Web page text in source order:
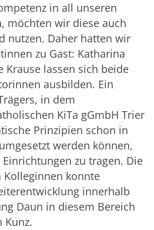
in all unseren
möchten wir diese auch
nutzen. Daher hatten wir
zu Gast: Katharina
Krause lassen sich beide
ausbilden. Ein
in dem
KiTa gGmbH Trier
Prinzipien schon in
werden können,
zu tragen. Die
Kolleginnen konnte
innerhalb
Daun in diesem Bereich
Kunz.